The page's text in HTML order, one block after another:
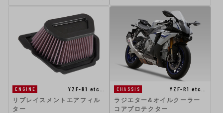
ENGINE
YZF-R1 etc…
リプレイスメントエアフィル
ター
CHASSIS
YZF-R1 etc…
ラジエター&オイルクーラー
コアプロテクター